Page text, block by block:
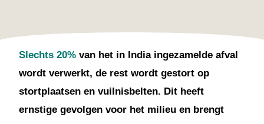
Slechts 20% van het in India ingezamelde afval
wordt verwerkt, de rest wordt gestort op
stortplaatsen en vuilnisbelten. Dit heeft
ernstige gevolgen voor het milieu en brengt